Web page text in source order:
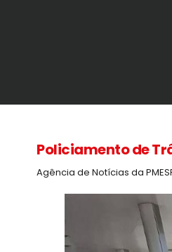
Policiamento de
Agência de Notícias da